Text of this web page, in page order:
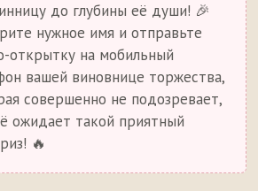
до глубины её души! 🎉
нужное имя и отправьте
открытку на мобильный
вашей виновнице торжества,
совершенно не подозревает,
ожидает такой приятный
🔥